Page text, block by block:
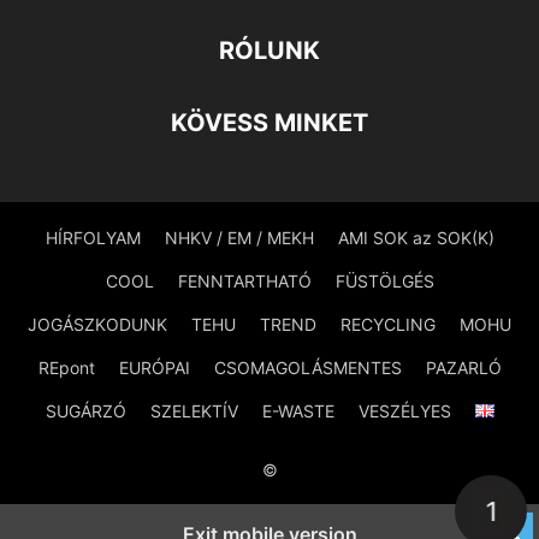
RÓLUNK
KÖVESS MINKET
HÍRFOLYAM NHKV / EM / MEKH AMI SOK az SOK(K)
COOL FENNTARTHATÓ FÜSTÖLGÉS
JOGÁSZKODUNK TEHU TREND RECYCLING MOHU
REpont EURÓPAI CSOMAGOLÁSMENTES PAZARLÓ
SUGÁRZÓ SZELEKTÍV E-WASTE VESZÉLYES
©
1
Exit mobile version